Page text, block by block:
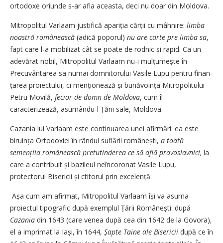
ortodoxe oriunde s-ar afla aceasta, deci nu doar din Moldova.
Mitropolitul Varlaam justifică apariția cărții cu mâhnire: limba
noastră românească (adică poporul) nu are carte pre limba sa,
fapt care l-a mobilizat cât se poate de rodnic și rapid. Ca un
adevărat nobil, Mitropolitul Varlaam nu-i mulțumește în
Precuvântarea sa numai domnitorului Vasile Lupu pentru finan­
țarea proiectului, ci menționează și bunăvoința Mitropolitului
Petru Movilă, fecior de domn de Moldova, cum îl
caracterizează, asumându-l Țării sale, Moldova.
Cazania lui Varlaam este continuarea unei afirmări: ea este
biru­ința Ortodoxiei în rândul suflării românești, a toată
semențiia românească pretutinderea ce să află pravoslavnici, la
care a contribuit și bazileul neîncoronat Vasile Lupu,
protectorul Bisericii și ctitorul prin excelență.
Așa cum am afirmat, Mitropolitul Varlaam își va asuma
proiectul tipografic după exemplul Țării Româ­nești: după
Cazania din 1643 (care venea după cea din 1642 de la Govora),
el a imprimat la Iași, în 1644, Șapte Taine ale Bisericii după ce în